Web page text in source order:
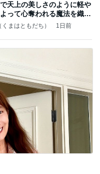
天上の美しさのように軽や
って心奪われる魔法を織り
まはともだち） 1日前